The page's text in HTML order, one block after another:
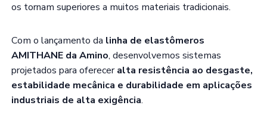
os tornam superiores a muitos materiais tradicionais.
Com o lançamento da linha de elastômeros
AMITHANE da Amino, desenvolvemos sistemas
projetados para ofereceralta resistência ao desgaste,
estabilidade mecânica e durabilidade em aplicações
industriais de alta exigência.